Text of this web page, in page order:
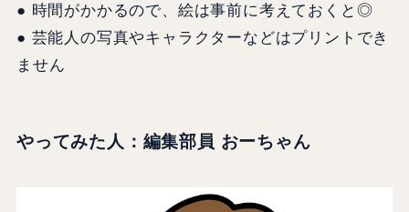
● 時間がかかるので、絵は事前に考えておくと◎
● 芸能人の写真やキャラクターなどはプリントでき
ません
やってみた人：編集部員 おーちゃん